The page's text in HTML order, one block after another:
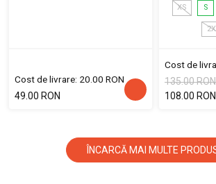
Cost de livrare: 20.00 RON
49.00 RON
XS S
Cost de
135.00 RON
108.00 RON
ÎNCARCĂ MAI MULTE